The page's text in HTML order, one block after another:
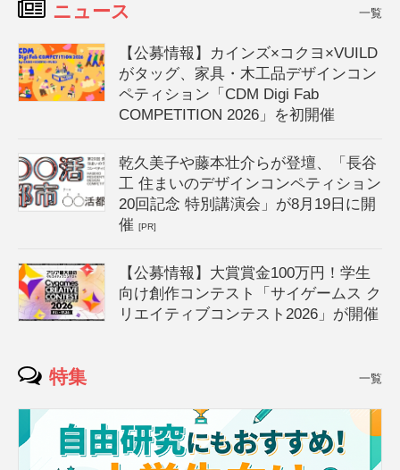
ニュース 一覧
【公募情報】カインズ×コクヨ×VUILD
がタッグ、家具・木工品デザインコン
ペティション「CDM Digi Fab
COMPETITION 2026」を初開催
乾久美子や藤本壮介らが登壇、「長谷
工 住まいのデザインコンペティション
20回記念 特別講演会」が8月19日に開
催[PR]
【公募情報】大賞賞金100万円！学生
向け創作コンテスト「サイゲームス ク
リエイティブコンテスト2026」が開催
特集 一覧